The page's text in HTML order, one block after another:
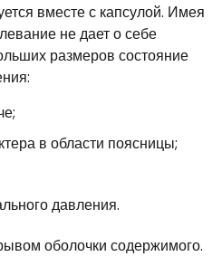
вместе с капсулой. Имея
не дает о себе
размеров состояние
в области поясницы;
давления.
оболочки содержимого.